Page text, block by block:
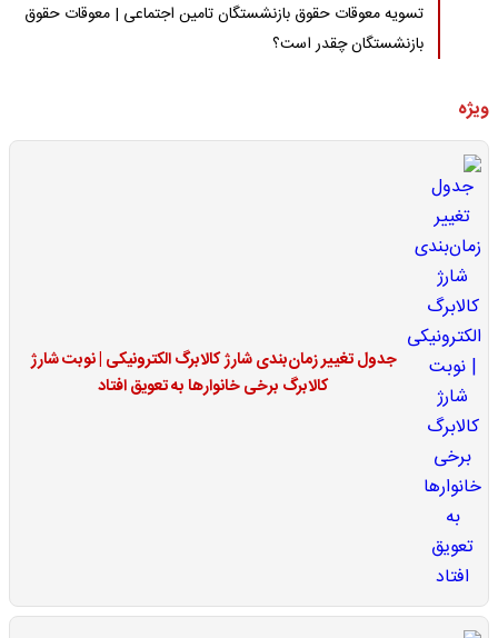
تسویه معوقات حقوق بازنشستگان تامین اجتماعی | معوقات حقوق
بازنشستگان چقدر است؟
ویژه
جدول تغییر زمان‌بندی شارژ کالابرگ الکترونیکی | نوبت شارژ
کالابرگ برخی خانوارها به تعویق افتاد